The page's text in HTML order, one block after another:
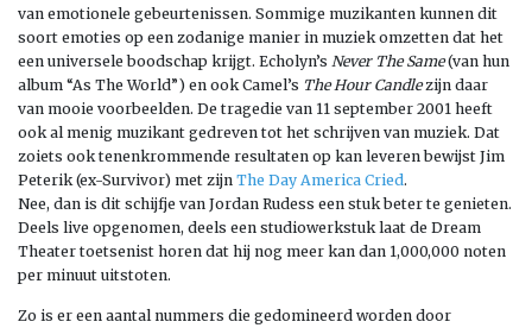
van emotionele gebeurtenissen. Sommige muzikanten kunnen dit
soort emoties op een zodanige manier in muziek omzetten dat het
een universele boodschap krijgt. Echolyn’s Never The Same(van hun
album “As The World”) en ook Camel’s The Hour Candlezijn daar
van mooie voorbeelden. De tragedie van 11 september 2001 heeft
ook al menig muzikant gedreven tot het schrijven van muziek. Dat
zoiets ook tenenkrommende resultaten op kan leveren bewijst Jim
Peterik (ex-Survivor) met zijn The Day America Cried .
Nee, dan is dit schijfje van Jordan Rudess een stuk beter te genieten.
Deels live opgenomen, deels een studiowerkstuk laat de Dream
Theater toetsenist horen dat hij nog meer kan dan 1,000,000 noten
per minuut uitstoten.
Zo is er een aantal nummers die gedomineerd worden door